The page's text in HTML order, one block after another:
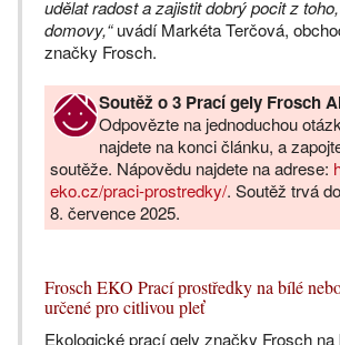
udělat radost a zajistit dobrý pocit z
domovy,“uvádí Markéta Terčová,
značky Frosch.
Soutěž o 3 Prací gely Frosch
Odpovězte na jednoduchou
najdete na konci článku, a
soutěže. Nápovědu najdete na adrese:
eko.cz/praci-prostredky/. Soutěž trvá do
8. července 2025.
Frosch EKO Prací prostředky na bílé
určené pro citlivou pleť
Ekologické prací gely značky Frosch